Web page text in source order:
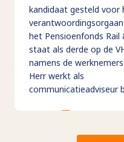
kandidaat gesteld voor
verantwoordingsorgaan
het Pensioenfonds Rail
staat als derde op de
namens de
Herr werkt als
communicatieadviseur